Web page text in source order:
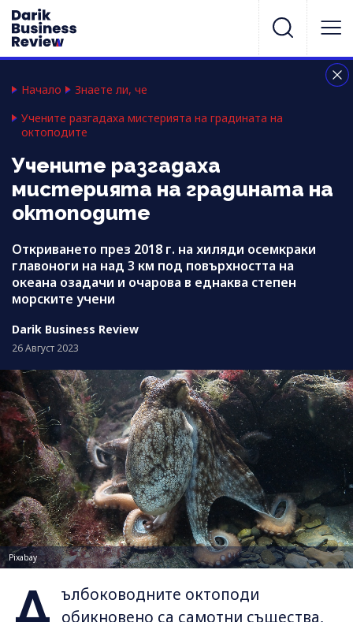
Начало
Знаете ли, че
Учените разгадаха мистерията на градината на
октоподите
Учените разгадаха
мистерията на градината на
октоподите
Откриването през 2018 г. на хиляди осемкраки
главоноги на над 3 км под повърхността на
океана озадачи и очарова в еднаква степен
морските учени
Darik Business Review
26 Август 2023
Pixabay
Д ълбоководните октоподи
обикновено са самотни същества,